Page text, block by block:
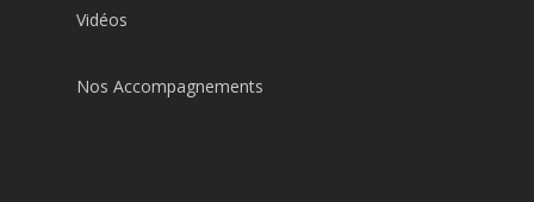
Vidéos
Nos Accompagnements